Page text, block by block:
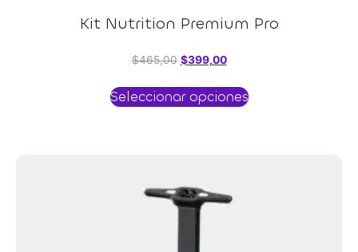
Kit Nutrition Premium Pro
$465,00 $399,00
Seleccionar opciones